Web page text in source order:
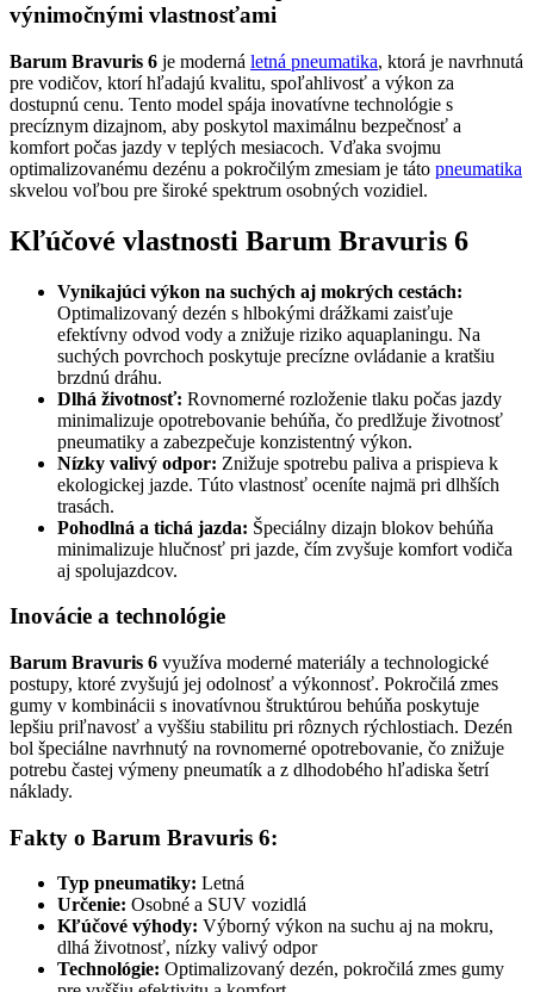
výnimočnými vlastnosťami
Barum Bravuris 6 je moderná letná pneumatika, ktorá je navrhnutá
pre vodičov, ktorí hľadajú kvalitu, spoľahlivosť a výkon za
dostupnú cenu. Tento model spája inovatívne technológie s
precíznym dizajnom, aby poskytol maximálnu bezpečnosť a
komfort počas jazdy v teplých mesiacoch. Vďaka svojmu
optimalizovanému dezénu a pokročilým zmesiam je táto pneumatika
skvelou voľbou pre široké spektrum osobných vozidiel.
Kľúčové vlastnosti Barum Bravuris 6
Vynikajúci výkon na suchých aj mokrých cestách:
Optimalizovaný dezén s hlbokými drážkami zaisťuje
efektívny odvod vody a znižuje riziko aquaplaningu. Na
suchých povrchoch poskytuje precízne ovládanie a kratšiu
brzdnú dráhu.
Dlhá životnosť: Rovnomerné rozloženie tlaku počas jazdy
minimalizuje opotrebovanie behúňa, čo predlžuje životnosť
pneumatiky a zabezpečuje konzistentný výkon.
Nízky valivý odpor: Znižuje spotrebu paliva a prispieva k
ekologickej jazde. Túto vlastnosť oceníte najmä pri dlhších
trasách.
Pohodlná a tichá jazda: Špeciálny dizajn blokov behúňa
minimalizuje hlučnosť pri jazde, čím zvyšuje komfort vodiča
aj spolujazdcov.
Inovácie a technológie
Barum Bravuris 6 využíva moderné materiály a technologické
postupy, ktoré zvyšujú jej odolnosť a výkonnosť. Pokročilá zmes
gumy v kombinácii s inovatívnou štruktúrou behúňa poskytuje
lepšiu priľnavosť a vyššiu stabilitu pri rôznych rýchlostiach. Dezén
bol špeciálne navrhnutý na rovnomerné opotrebovanie, čo znižuje
potrebu častej výmeny pneumatík a z dlhodobého hľadiska šetrí
náklady.
Fakty o Barum Bravuris 6:
Typ pneumatiky: Letná
Určenie: Osobné a SUV vozidlá
Kľúčové výhody: Výborný výkon na suchu aj na mokru,
dlhá životnosť, nízky valivý odpor
Technológie: Optimalizovaný dezén, pokročilá zmes gumy